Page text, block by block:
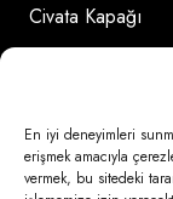
En iyi deneyimleri
erişmek amacıyla
vermek, bu sitedeki
Civata Kapağı
İletişim
Ömerli